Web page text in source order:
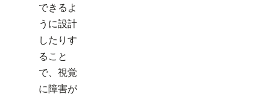
できるよ
うに設計
したりす
ること
で、視覚
に障害が